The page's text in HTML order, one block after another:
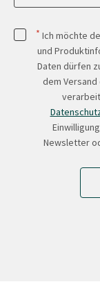
* Ich möchte
und
Daten dürfen
dem
Newsletter